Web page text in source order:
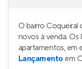
O bairro Coqueiral
novos à venda. Os
apartamentos, em
Lançamento em